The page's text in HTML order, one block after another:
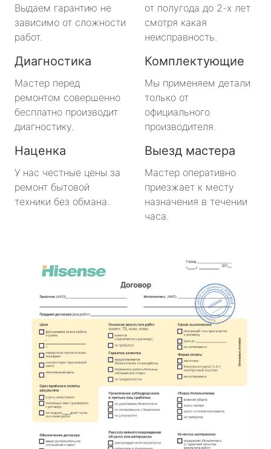
Выдаем гарантию не
зависимо от сложности
работ.
от полугода до 2-х лет
смотря какая
неисправность.
Диагностика
Мастер перед
ремонтом совершенно
бесплатно производит
диагностику.
Комплектующие
Мы применяем детали
только от
официального
производителя.
Наценка
У нас честные цены за
ремонт бытовой
техники без обмана.
Выезд мастера
Мастер оперативно
приезжает к месту
назначения в течении
часа.